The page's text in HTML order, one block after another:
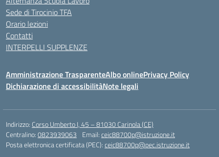
Sede di Tirocinio TFA
Orario lezioni
Contatti
INTERPELLI SUPPLENZE
Amministrazione TrasparenteAlbo onlinePrivacy Policy
Dichiarazione di accessibilitàNote legali
Indirizzo: Corso Umberto I, 45 – 81030 Carinola (CE)
Centralino:0823939063 Email:ceic88700p@istruzione.it
Posta elettronica certificata (PEC):ceic88700p@pec.istruzione.it